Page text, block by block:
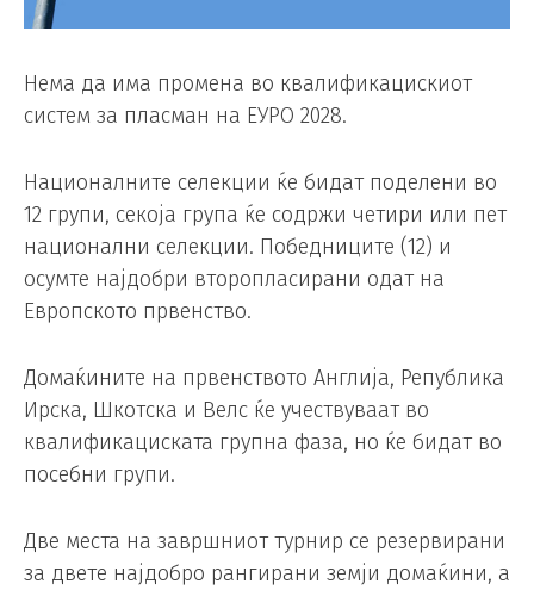
Нема да има промена во квалификацискиот
систем за пласман на ЕУРО 2028.
Националните селекции ќе бидат поделени во
12 групи, секоја група ќе содржи четири или пет
национални селекции. Победниците (12) и
осумте најдобри второпласирани одат на
Европското првенство.
Домаќините на првенството Англија, Република
Ирска, Шкотска и Велс ќе учествуваат во
квалификациската групна фаза, но ќе бидат во
посебни групи.
Две места на завршниот турнир се резервирани
за двете најдобро рангирани земји домаќини, а